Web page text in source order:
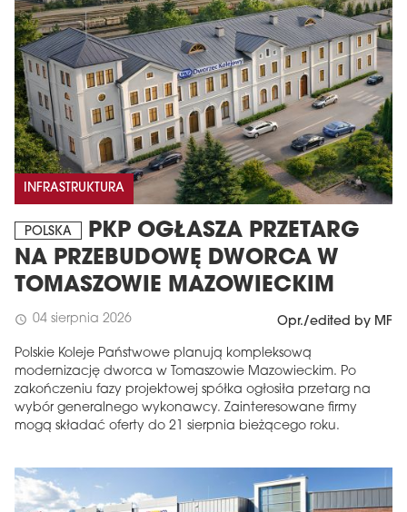
INFRASTRUKTURA
POLSKA
PKP OGŁASZA PRZETARG
NA PRZEBUDOWĘ DWORCA W
TOMASZOWIE MAZOWIECKIM
schedule 04 sierpnia 2026 Opr./edited by MF
Polskie Koleje Państwowe planują kompleksową
modernizację dworca w Tomaszowie Mazowieckim. Po
zakończeniu fazy projektowej spółka ogłosiła przetarg na
wybór generalnego wykonawcy. Zainteresowane firmy
mogą składać oferty do 21 sierpnia bieżącego roku.